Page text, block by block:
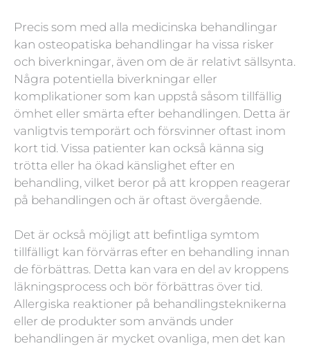
Precis som med alla medicinska behandlingar
kan osteopatiska behandlingar ha vissa risker
och biverkningar, även om de är relativt sällsynta.
Några potentiella biverkningar eller
komplikationer som kan uppstå såsom tillfällig
ömhet eller smärta efter behandlingen. Detta är
vanligtvis temporärt och försvinner oftast inom
kort tid. Vissa patienter kan också känna sig
trötta eller ha ökad känslighet efter en
behandling, vilket beror på att kroppen reagerar
på behandlingen och är oftast övergående.
Det är också möjligt att befintliga symtom
tillfälligt kan förvärras efter en behandling innan
de förbättras. Detta kan vara en del av kroppens
läkningsprocess och bör förbättras över tid.
Allergiska reaktioner på behandlingsteknikerna
eller de produkter som används under
behandlingen är mycket ovanliga, men det kan